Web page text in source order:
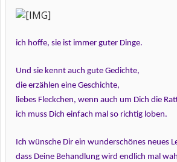
ich hoffe, sie ist immer guter Dinge.
Und sie kennt auch gute Gedichte,
die erzählen eine Geschichte,
liebes Fleckchen, wenn auch um Dich die
ich muss Dich einfach mal so richtig loben.
Ich wünsche Dir ein wunderschönes neues
dass Deine Behandlung wird endlich mal